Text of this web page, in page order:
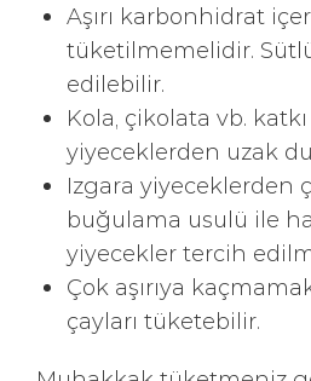
Aşırı karbonhidrat
tüketilmemelidir.
edilebilir.
Kola, çikolata vb.
yiyeceklerden uzak
Izgara yiyeceklerden
buğulama usulü ile
yiyecekler tercih
Çok aşırıya
çayları tüketebilir.